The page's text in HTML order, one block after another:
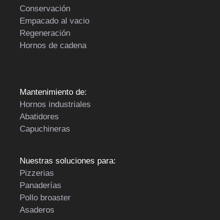
Conservación
Empacado al vacio
Regeneración
Hornos de cadena
Mantenimiento de:
Hornos industriales
Abatidores
Capuchineras
Nuestras soluciones para:
Pizzerias
Panaderías
Pollo broaster
Asaderos